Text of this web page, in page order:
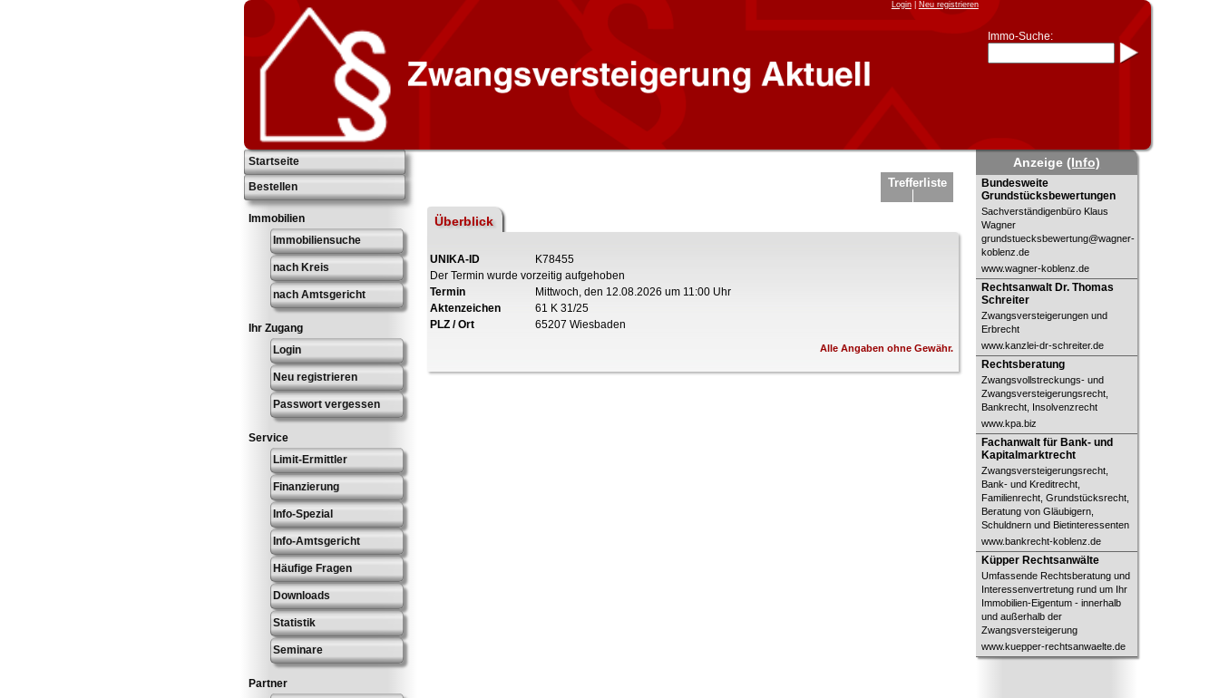
Login| Neu registrieren
Immo-Suche:
* Suche verfeinern durch
Kombinieren
z.B.:15 Frankfurt
Frankfurt/Oder
und6 Frankfurtfür Frankfurt am
Main
Immobiliensuche
nach Kreis
nach Amtsgericht
Startseite
Bestellen
Immobilien
Immobiliensuche
nach Kreis
nach Amtsgericht
Ihr Zugang
Login
Neu registrieren
Passwort vergessen
Service
Limit-Ermittler
Finanzierung
Info-Spezial
Info-Amtsgericht
Häufige Fragen
Downloads
Statistik
Seminare
Partner
Trefferliste
Überblick
UNIKA-ID
K78455
Der Termin wurde vorzeitig aufgehoben
Termin
Mittwoch, den 12.08.2026 um 11:00 Uhr
Aktenzeichen
61 K 31/25
PLZ / Ort
65207 Wiesbaden
Alle Angaben ohne Gewähr.
Anzeige(Info)
Bundesweite
Grundstücksbewertungen
Bundesweite
Grundstücksbewertungen
Sachverständigenbüro Klaus
Wagner
grundstuecksbewertung@wagner-
koblenz.de
www.wagner-koblenz.de
Rechtsanwalt Dr. Thomas Schreiter
Rechtsanwalt Dr. Thomas
Schreiter
Zwangsversteigerungen und
Erbrecht
www.kanzlei-dr-schreiter.de
Rechtsberatung
Rechtsberatung
Zwangsvollstreckungs- und
Zwangsversteigerungsrecht,
Bankrecht, Insolvenzrecht
www.kpa.biz
Fachanwalt für Bank- und
Kapitalmarktrecht
Fachanwalt für Bank- und
Kapitalmarktrecht
Zwangsversteigerungsrecht,
Bank- und Kreditrecht,
Familienrecht, Grundstücksrecht,
Beratung von Gläubigern,
Schuldnern und Bietinteressenten
www.bankrecht-koblenz.de
Küpper Rechtsanwälte
Küpper Rechtsanwälte
Umfassende Rechtsberatung und
Interessenvertretung rund um Ihr
Immobilien-Eigentum - innerhalb
und außerhalb der
Zwangsversteigerung
www.kuepper-rechtsanwaelte.de